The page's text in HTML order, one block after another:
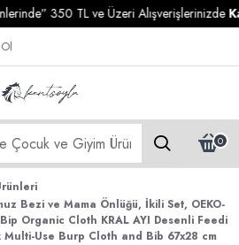
350 TL ve Üzeri Alışverişlerinizde
0
Bezi ve Mama Önlüğü, İkili Set, OEKO-
Organic Cloth KRAL AYI Desenli Feedi
Use Burp Cloth and Bib 67x28 cm